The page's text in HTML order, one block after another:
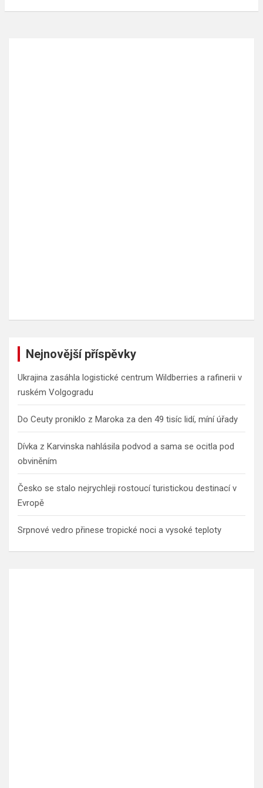
Nejnovější příspěvky
Ukrajina zasáhla logistické centrum Wildberries a rafinerii v
ruském Volgogradu
Do Ceuty proniklo z Maroka za den 49 tisíc lidí, míní úřady
Dívka z Karvinska nahlásila podvod a sama se ocitla pod
obviněním
Česko se stalo nejrychleji rostoucí turistickou destinací v
Evropě
Srpnové vedro přinese tropické noci a vysoké teploty